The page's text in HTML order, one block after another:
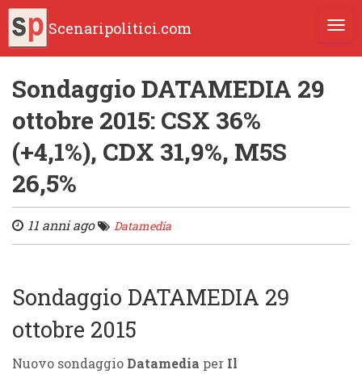
Scenaripolitici.com
Sondaggio DATAMEDIA 29
ottobre 2015: CSX 36%
(+4,1%), CDX 31,9%, M5S
26,5%
11 anni ago Datamedia
Sondaggio DATAMEDIA 29
ottobre 2015
Nuovo sondaggio Datamedia per Il